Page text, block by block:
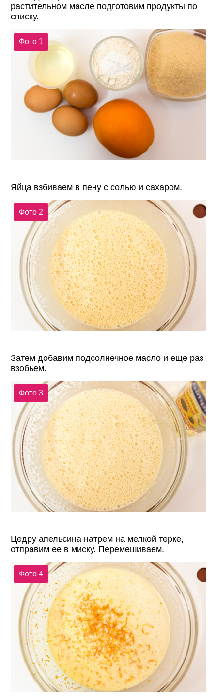
растительном масле подготовим продукты по
списку.
Фото 1
Яйца взбиваем в пену с солью и сахаром.
Фото 2
Затем добавим подсолнечное масло и еще раз
взобьем.
Фото 3
Цедру апельсина натрем на мелкой терке,
отправим ее в миску. Перемешиваем.
Фото 4